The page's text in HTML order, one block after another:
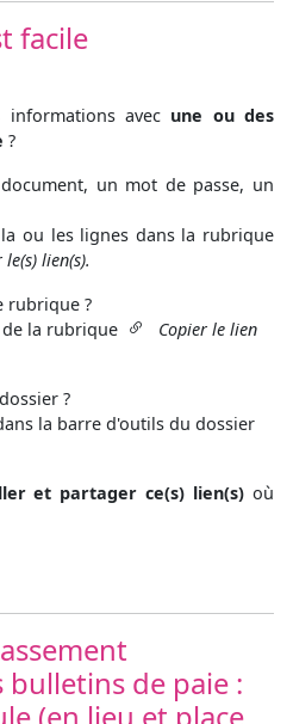
facile
informations avec une ou des
?
un mot de passe, un
ou les lignes dans la rubrique
le(s) lien(s).
rubrique ?
de la rubrique
Copier le lien
?
la barre d'outils du dossier
et partager ce(s) lien(s)où
de paie :
(en lieu et place